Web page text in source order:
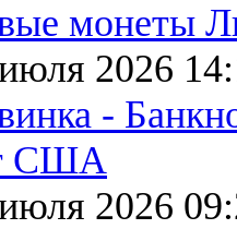
монеты
2026
-
США
2026